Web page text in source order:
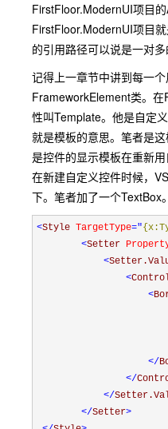
FirstFloor.ModernUI项目
FirstFloor.ModernUI项目
的引用路径可以说是一对
记得上一章节中讲到每一
FrameworkElement类。
性叫Template。他是自定
就是模板的意思。笔者是
是控件的显示模板在重新
在新建自定义控件时候，
下。笔者加了一个TextBox
<Style TargetType="
<Setter
<
<
<
</
</
</
</Setter>